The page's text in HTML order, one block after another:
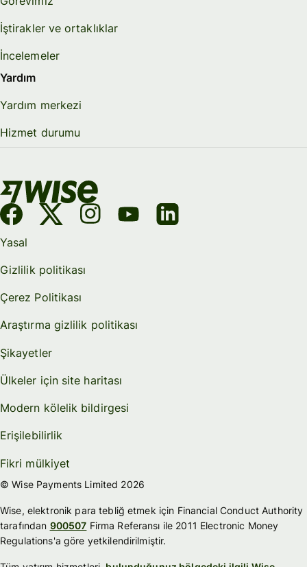
İştirakler ve ortaklıklar
İncelemeler
Yardım
Yardım merkezi
Hizmet durumu
Yasal
Gizlilik politikası
Çerez Politikası
Araştırma gizlilik politikası
Şikayetler
Ülkeler için site haritası
Modern kölelik bildirgesi
Erişilebilirlik
Fikri mülkiyet
© Wise Payments Limited 2026
Wise, elektronik para tebliğ etmek için Financial Conduct Authority
tarafından 900507 Firma Referansı ile 2011 Electronic Money
Regulations'a göre yetkilendirilmiştir.